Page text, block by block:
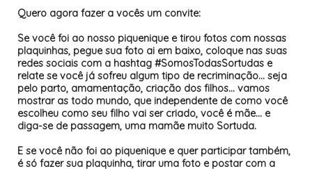
Quero agora fazer a vocês um convite:
Se você foi ao nosso piquenique e tirou fotos com nossas
plaquinhas, pegue sua foto ai em baixo, coloque nas suas
redes sociais com a hashtag #SomosTodasSortudas e
relate se você já sofreu algum tipo de recriminação... seja
pelo parto, amamentação, criação dos filhos... vamos
mostrar as todo mundo, que independente de como você
escolheu como seu filho vai ser criado, você é mãe... e
diga-se de passagem, uma mamãe muito Sortuda.
E se você não foi ao piquenique e quer participar também,
é só fazer sua plaquinha, tirar uma foto e postar com a